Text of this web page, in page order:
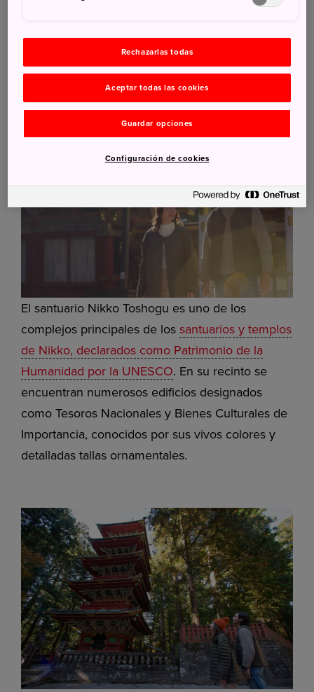
bebidas inspirados en las regiones que recorre la
Santuario Nikko Toshogu
El santuario Nikko Toshogu es uno de los
complejos principales de los santuarios y templos
de Nikko, declarados como Patrimonio de la
Humanidad por la UNESCO. En su recinto se
encuentran numerosos edificios designados
como Tesoros Nacionales y Bienes Culturales de
Importancia, conocidos por sus vivos colores y
detalladas tallas ornamentales.
Rechazarlas todas
Aceptar todas las cookies
Guardar opciones
Configuración de cookies